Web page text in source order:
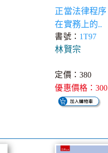
正當法律程序
在實務上的..
書號： 1T97
林賢宗
定價：380
優惠價格：300